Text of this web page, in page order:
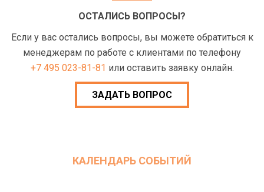
ОСТАЛИСЬ ВОПРОСЫ?
Если у вас остались вопросы, вы можете обратиться к
менеджерам по работе с клиентами по телефону
+7 495 023-81-81 или оставить заявку онлайн.
ЗАДАТЬ ВОПРОС
КАЛЕНДАРЬ СОБЫТИЙ